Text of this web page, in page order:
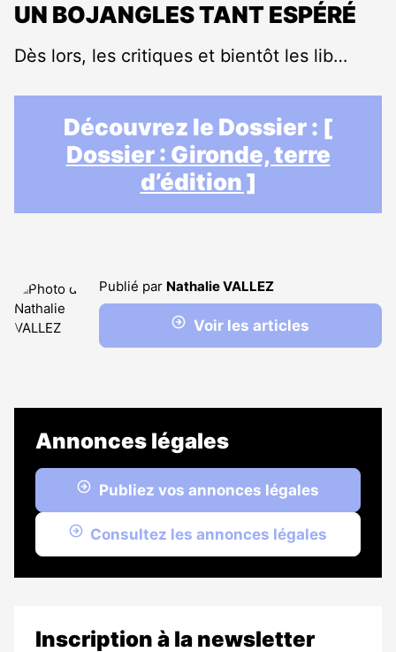
UN BOJANGLES TANT ESPÉRÉ
Dès lors, les critiques et bientôt les lib…
Découvrez le Dossier : [
Dossier : Gironde, terre
d’édition ]
Publié par Nathalie VALLEZ
Voir les articles
Annonces légales
Publiez vos annonces légales
Consultez les annonces légales
Inscription à la newsletter